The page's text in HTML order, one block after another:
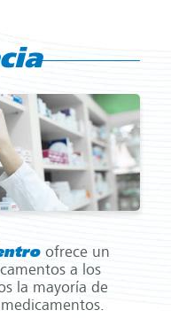
ofrece un
a los
la mayoría de